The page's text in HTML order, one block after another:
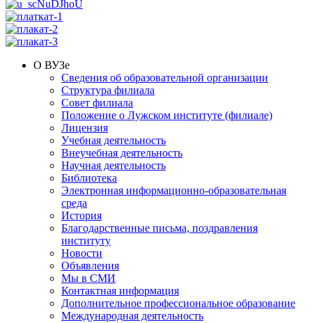
О ВУЗе
Сведения об образовательной организации
Структура филиала
Совет филиала
Положение о Лужском институте (филиале)
Лицензия
Учебная деятельность
Внеучебная деятельность
Научная деятельность
Библиотека
Электронная информационно-образовательная
среда
История
Благодарственные письма, поздравления
институту
Новости
Объявления
Мы в СМИ
Контактная информация
Дополнительное профессиональное образование
Международная деятельность